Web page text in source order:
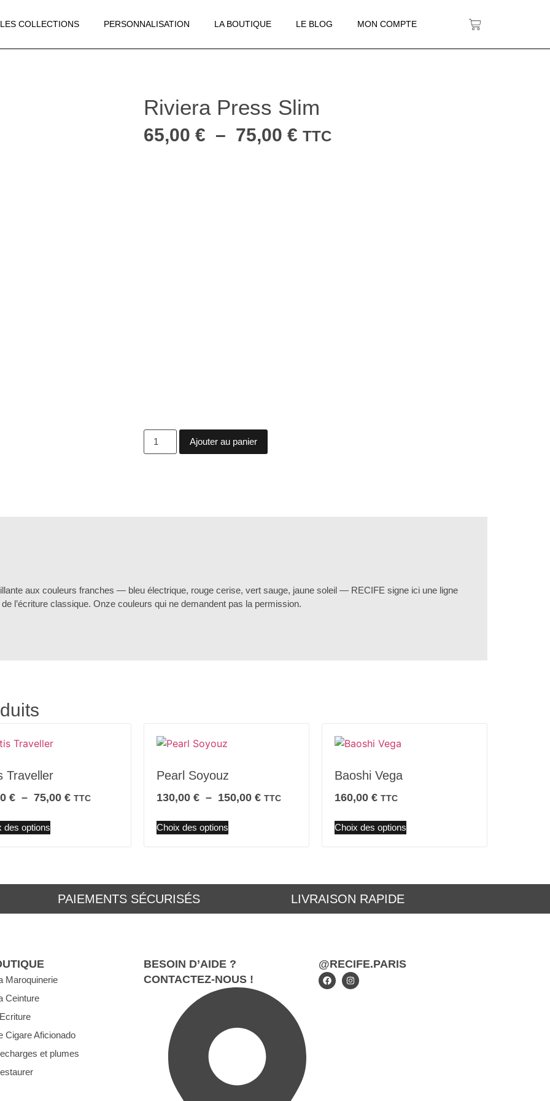
LES COLLECTIONS PERSONNALISATION LA BOUTIQUE LE BLOG MON COMPTE
Riviera Press Slim
65,00 € – 75,00 € TTC
Ajouter au panier
aux couleurs franches — bleu électrique, rouge cerise, vert sauge, jaune soleil — RECIFE signe ici une ligne
l’écriture classique. Onze couleurs qui ne demandent pas la permission.
Traveller
€ – 75,00 € TTC
des options
Pearl Soyouz
130,00 € – 150,00 € TTC
Choix des options
Baoshi Vega
160,00 € TTC
Choix des options
PAIEMENTS SÉCURISÉS LIVRAISON RAPIDE
Maroquinerie
Ceinture
Cigare Aficionado
et plumes
BESOIN D’AIDE ?
CONTACTEZ-NOUS !
@RECIFE.PARIS